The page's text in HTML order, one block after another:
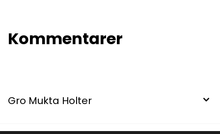
Kommentarer
Gro Mukta Holter